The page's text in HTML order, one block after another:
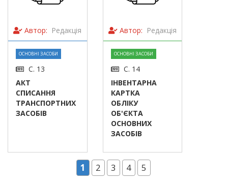
1 2 3 4 5
Автор: Редакція
ОСНОВНІ ЗАСОБИ
С. 13
АКТ
СПИСАННЯ
ТРАНСПОРТНИХ
ЗАСОБІВ
Автор: Редакція
ОСНОВНІ ЗАСОБИ
С. 14
ІНВЕНТАРНА
КАРТКА
ОБЛІКУ
ОБ'ЄКТА
ОСНОВНИХ
ЗАСОБІВ